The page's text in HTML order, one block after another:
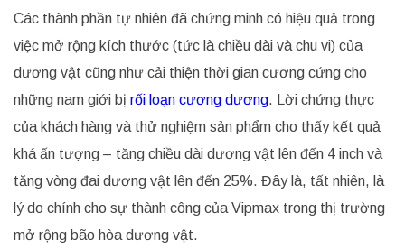
Các thành phần tự nhiên đã chứng minh có hiệu quả trong
việc mở rộng kích thước (tức là chiều dài và chu vi) của
dương vật cũng như cải thiện thời gian cương cứng cho
những nam giới bị rối loạn cương dương. Lời chứng thực
của khách hàng và thử nghiệm sản phẩm cho thấy kết quả
khá ấn tượng – tăng chiều dài dương vật lên đến 4 inch và
tăng vòng đai dương vật lên đến 25%. Đây là, tất nhiên, là
lý do chính cho sự thành công của Vipmax trong thị trường
mở rộng bão hòa dương vật.